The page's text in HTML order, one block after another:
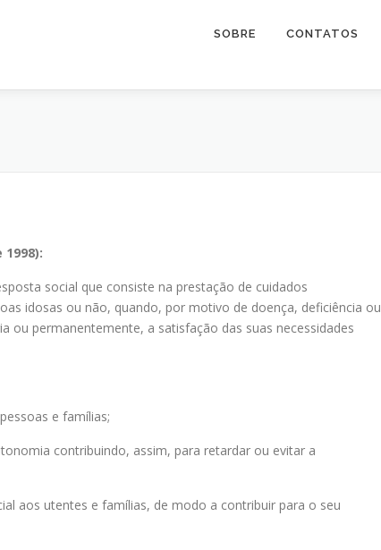
SOBRE CONTATOS
social que consiste na prestação de cuidados
idosas ou não, quando, por motivo de doença, deficiência ou
permanentemente, a satisfação das suas necessidades
e famílias;
contribuindo, assim, para retardar ou evitar a
aos utentes e famílias, de modo a contribuir para o seu